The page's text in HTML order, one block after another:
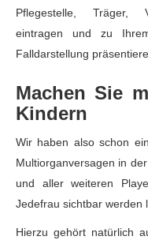
Pflegestelle, Träger,
eintragen und zu
Falldarstellung
Machen Sie
Kindern
Wir haben also schon
Multiorganversagen in
und aller weiteren
Jedefrau sichtbar werden
Hierzu gehört natürlich